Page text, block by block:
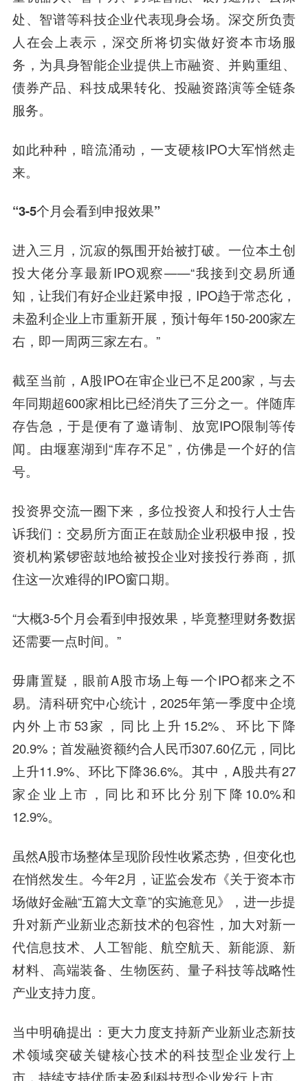
处、智谱等科技企业代表现身会场。深交所负责
人在会上表示，深交所将切实做好资本市场服
务，为具身智能企业提供上市融资、并购重组、
债券产品、科技成果转化、投融资路演等全链条
服务。
如此种种，暗流涌动，一支硬核IPO大军悄然走
来。
“3-5个月会看到申报效果”
进入三月，沉寂的氛围开始被打破。一位本土创
投大佬分享最新IPO观察——“我接到交易所通
知，让我们有好企业赶紧申报，IPO趋于常态化，
未盈利企业上市重新开展，预计每年150-200家左
右，即一周两三家左右。”
截至当前，A股IPO在审企业已不足200家，与去
年同期超600家相比已经消失了三分之一。伴随库
存告急，于是便有了邀请制、放宽IPO限制等传
闻。由堰塞湖到“库存不足”，仿佛是一个好的信
号。
投资界交流一圈下来，多位投资人和投行人士告
诉我们：交易所方面正在鼓励企业积极申报，投
资机构紧锣密鼓地给被投企业对接投行券商，抓
住这一次难得的IPO窗口期。
“大概3-5个月会看到申报效果，毕竟整理财务数据
还需要一点时间。”
毋庸置疑，眼前A股市场上每一个IPO都来之不
易。清科研究中心统计，2025年第一季度中企境
内外上市53家，同比上升15.2%、环比下降
20.9%；首发融资额约合人民币307.60亿元，同比
上升11.9%、环比下降36.6%。其中，A股共有27
家企业上市，同比和环比分别下降10.0%和
12.9%。
虽然A股市场整体呈现阶段性收紧态势，但变化也
在悄然发生。今年2月，证监会发布《关于资本市
场做好金融“五篇大文章”的实施意见》，进一步提
升对新产业新业态新技术的包容性，加大对新一
代信息技术、人工智能、航空航天、新能源、新
材料、高端装备、生物医药、量子科技等战略性
产业支持力度。
当中明确提出：更大力度支持新产业新业态新技
术领域突破关键核心技术的科技型企业发行上
市，持续支持优质未盈利科技型企业发行上市。